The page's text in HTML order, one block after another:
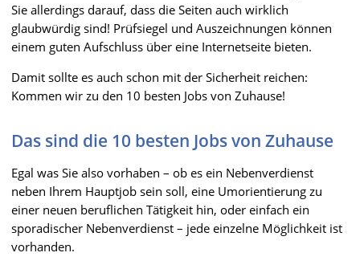
Sie allerdings darauf, dass die Seiten auch wirklich
glaubwürdig sind! Prüfsiegel und Auszeichnungen können
einem guten Aufschluss über eine Internetseite bieten.
Damit sollte es auch schon mit der Sicherheit reichen:
Kommen wir zu den 10 besten Jobs von Zuhause!
Das sind die 10 besten Jobs von Zuhause
Egal was Sie also vorhaben – ob es ein Nebenverdienst
neben Ihrem Hauptjob sein soll, eine Umorientierung zu
einer neuen beruflichen Tätigkeit hin, oder einfach ein
sporadischer Nebenverdienst – jede einzelne Möglichkeit ist
vorhanden.